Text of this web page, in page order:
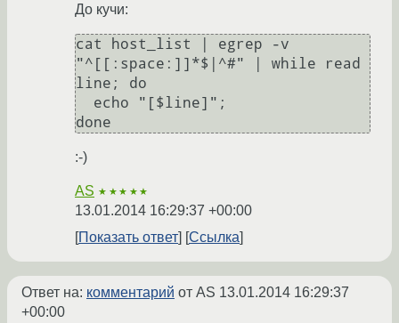
До кучи:
cat host_list | egrep -v
"^[[:space:]]*$|^#" | while read
line; do
done
:-)
AS ★★★★★
13.01.2014 16:29:37 +00:00
Показать ответ
Ссылка
Ответ на: комментарий от AS 13.01.2014 16:29:37
+00:00